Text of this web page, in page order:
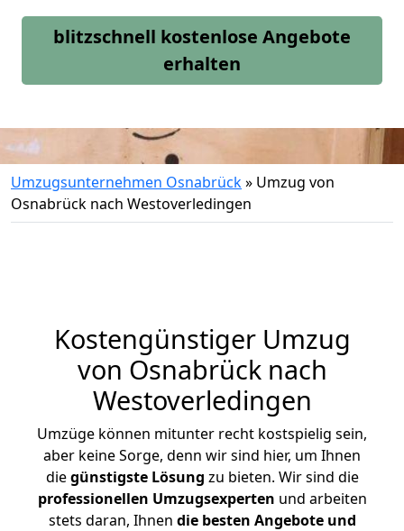
blitzschnell kostenlose Angebote
erhalten
Umzugsunternehmen Osnabrück» Umzug von
Osnabrück nach Westoverledingen
Kostengünstiger Umzug
von Osnabrück nach
Westoverledingen
Umzüge können mitunter recht kostspielig sein,
aber keine Sorge, denn wir sind hier, um Ihnen
diegünstigste Lösung zu bieten. Wir sind die
professionellen Umzugsexperten und arbeiten
stets daran, Ihnen die besten Angebote und